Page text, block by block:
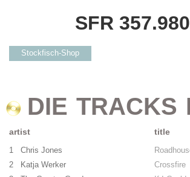
SFR
Stockfisch-Shop
DIE TRACKS
artist
1 Chris Jones
2 Katja Werker
title
Crossfire